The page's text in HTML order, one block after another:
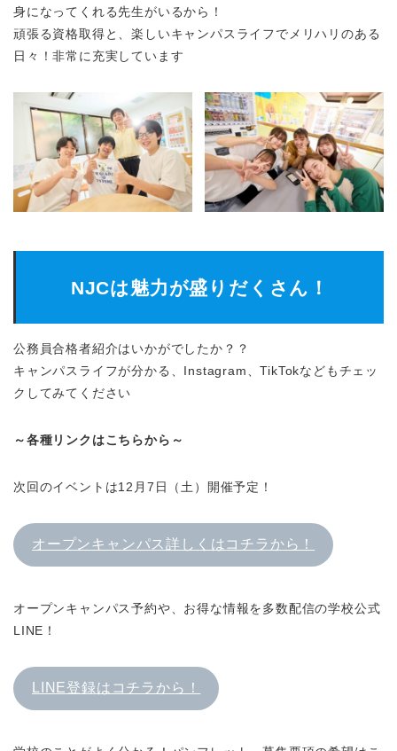
身になってくれる先生がいるから！
頑張る資格取得と、楽しいキャンパスライフでメリハリのある
日々！非常に充実しています
NJCは魅力が盛りだくさん！
公務員合格者紹介はいかがでしたか？？
キャンパスライフが分かる、Instagram、TikTokなどもチェッ
クしてみてください
～各種リンクはこちらから～
次回のイベントは12月7日（土）開催予定！
オープンキャンパス詳しくはコチラから！
オープンキャンパス予約や、お得な情報を多数配信の学校公式
LINE！
LINE登録はコチラから！